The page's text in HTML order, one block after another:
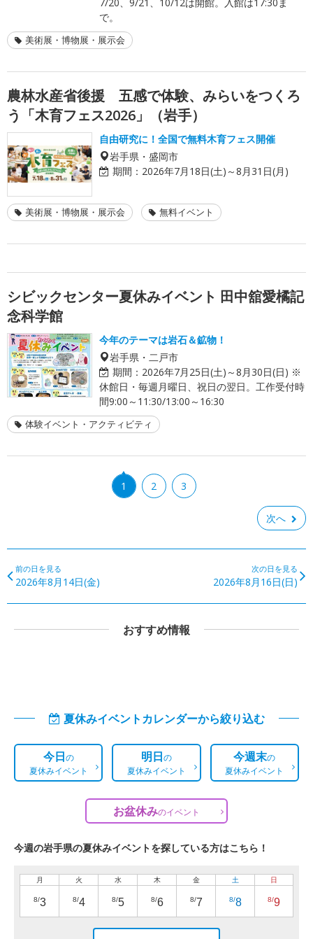
で。
美術展・博物展・展示会
農林水産省後援 五感で体験、みらいをつくろ
う「木育フェス2026」（岩手）
自由研究に！全国で無料木育フェス開催
岩手県・盛岡市
期間： 2026年7月18日(土)～8月31日(月)
美術展・博物展・展示会 無料イベント
シビックセンター夏休みイベント 田中舘愛橘記
念科学館
今年のテーマは岩石＆鉱物！
岩手県・二戸市
期間： 2026年7月25日(土)～8月30日(日) ※
休館日・毎週月曜日、祝日の翌日。工作受付時
間9:00～11:30/13:00～16:30
体験イベント・アクティビティ
1 2 3
次へ
前の日を見る
2026年8月14日(金)
次の日を見る
2026年8月16日(日)
おすすめ情報
夏休みイベントカレンダーから絞り込む
今日の
夏休みイベント
明日の
夏休みイベント
今週末の
夏休みイベント
お盆休みのイベント
今週の岩手県の夏休みイベントを探している方はこちら！
月
8/3
火
8/4
水
8/5
木
8/6
金
8/7
土
8/8
日
8/9